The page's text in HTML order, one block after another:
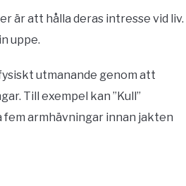
är att hålla deras intresse vid liv.
uppe.
utmanande genom att
Till exempel kan ”Kull”
fem armhävningar innan jakten